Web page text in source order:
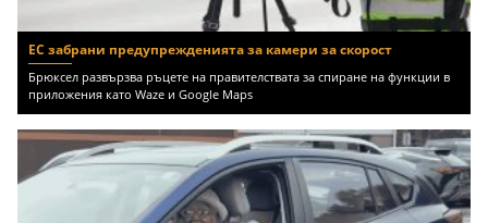
ЕС забрани предупрежденията за камери за скорост
Брюксел развързва ръцете на правителствата за спиране на функции в
приложения като Waze и Google Maps